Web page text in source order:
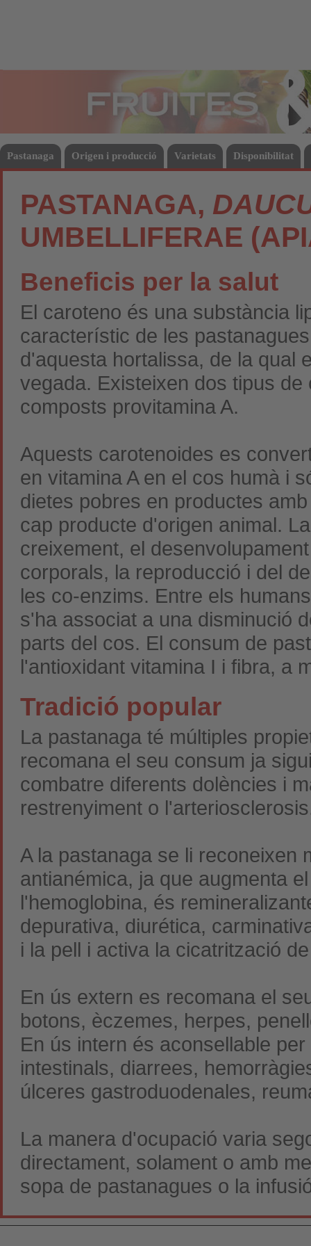
Pastanaga Origen i producció Varietats Disponibilitat
PASTANAGA,
UMBELLIFERAE
Beneficis per la salut
El caroteno és una substància
característic de les
d'aquesta hortalissa, de la qual
vegada. Existeixen dos tipus
composts provitamina A.
Aquests carotenoides es
en vitamina A en el cos humà i
dietes pobres en productes
cap producte d'origen animal.
creixement, el
corporals, la reproducció i del
les co-enzims. Entre els
s'ha associat a una disminució
parts del cos. El consum de
l'antioxidant vitamina I i fibra, a
Tradició popular
La pastanaga té múltiples
recomana el seu consum ja
combatre diferents dolències i
restrenyiment o
A la pastanaga se li reconeixen
antianémica, ja que augmenta
l'hemoglobina, és
depurativa, diurética,
i la pell i activa la cicatrització
En ús extern es recomana el
botons, èczemes, herpes,
En ús intern és aconsellable
intestinals, diarrees,
úlceres gastroduodenales,
La manera d'ocupació varia
directament, solament o amb
sopa de pastanagues o la